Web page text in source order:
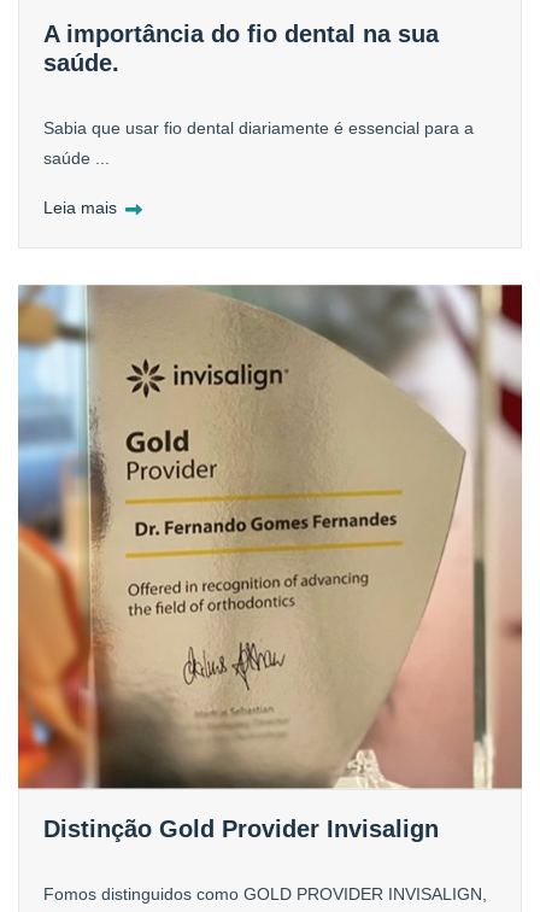
A importância do fio dental na sua
saúde.
Sabia que usar fio dental diariamente é essencial para a
saúde ...
Leia mais
Distinção Gold Provider Invisalign
Fomos distinguidos como GOLD PROVIDER INVISALIGN,